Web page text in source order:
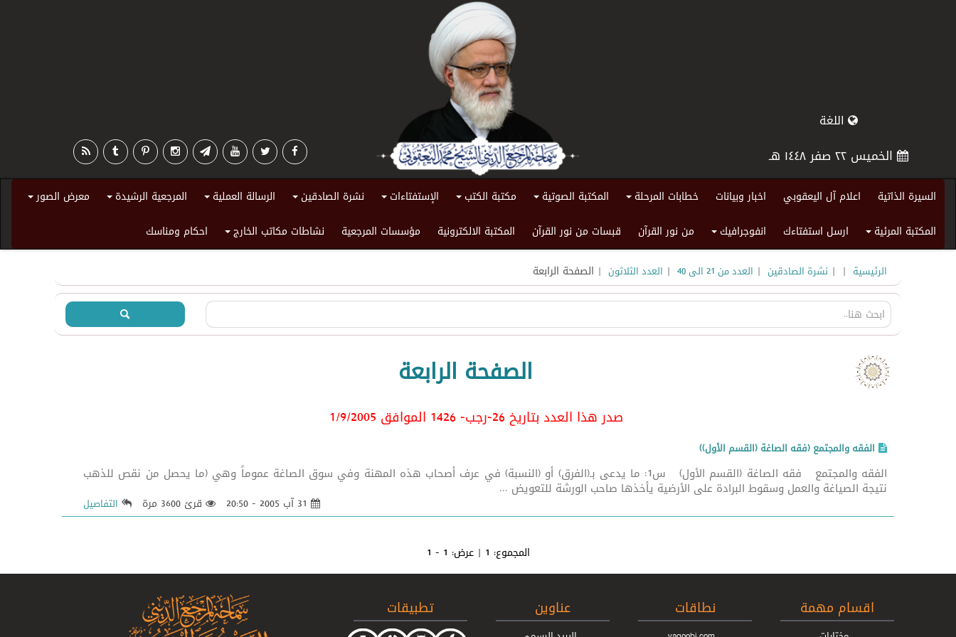
اللغة
الخميس ٢٢ صفر ١٤٤٨ هـ
السيرة الذاتية اعلام آل اليعقوبي اخبار وبيانات خطابات المرحلة المكتبة الصوتية مكتبة الكتب الإستفتاءات نشرة الصادقين الرسالة العملية المرجعية الرشيدة معرض الصور
المكتبة المرئية ارسل استفتاءك انفوجرافيك من نور القرآن قبسات من نور القرآن المكتبة الالكترونية مؤسسات المرجعية نشاطات مكاتب الخارج احكام ومناسك
الرئيسية |
| نشرة الصادقين | العدد من 21 الى 40 | العدد الثلاثون | الصفحة الرابعة
الصفحة الرابعة
صدر هذا العدد بتاريخ 26-رجب- 1426 الموافق 1/9/2005
الفقه والمجتمع (فقه الصاغة (القسم الأول))
الفقه والمجتمع فقه الصاغة (القسم الأول) س1: ما يدعى بـ(الفرق) أو (النسبة) في عرف أصحاب هذه المهنة وفي سوق الصاغة عموماً وهي (ما يحصل من نقص للذهب
نتيجة الصياغة والعمل وسقوط البرادة على الأرضية يأخذها صاحب الورشة للتعويض ...
قرئ 3600 مرة التفاصيل
المجموع: 1 | عرض: 1 - 1
اقسام مهمة نطاقات عناوين تطبيقات